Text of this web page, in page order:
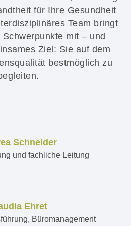
für Ihre Gesundheit
Team bringt
mit – und
Ziel: Sie auf dem
bestmöglich zu
Schneider
und fachliche Leitung
Ehret
Büromanagement